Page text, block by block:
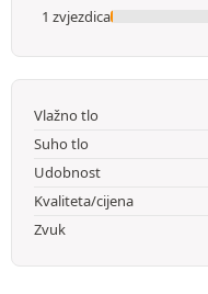
1 zvjezdica
Vlažno tlo
Suho tlo
Udobnost
Kvaliteta/cijena
Zvuk